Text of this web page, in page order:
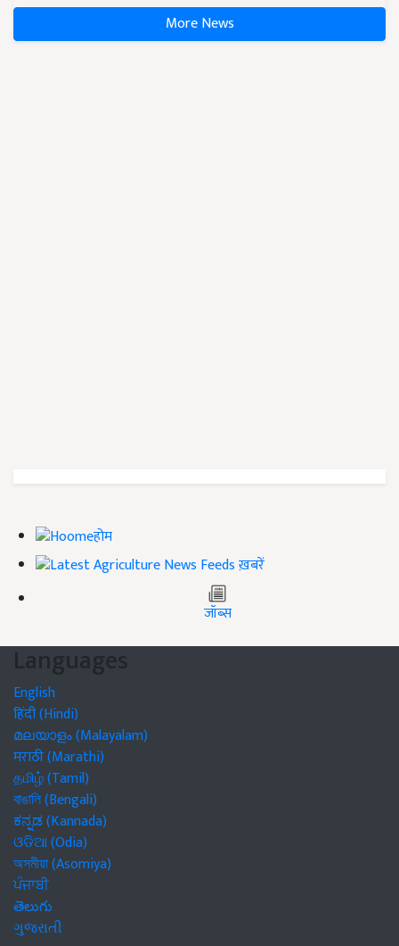
More News
होम
ख़बरें
जॉब्स
Languages
English
हिंदी (Hindi)
മലയാളം (Malayalam)
मराठी (Marathi)
தமிழ் (Tamil)
বাঙালি (Bengali)
ಕನ್ನಡ (Kannada)
ଓଡିଆ (Odia)
অসমীয়া (Asomiya)
ਪੰਜਾਬੀ
తెలుగు
ગુજરાતી